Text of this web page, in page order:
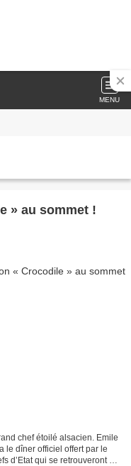
MENU
» au sommet !
chef étoilé alsacien. Emile
le dîner officiel offert par le
d’Etat qui se retrouveront à